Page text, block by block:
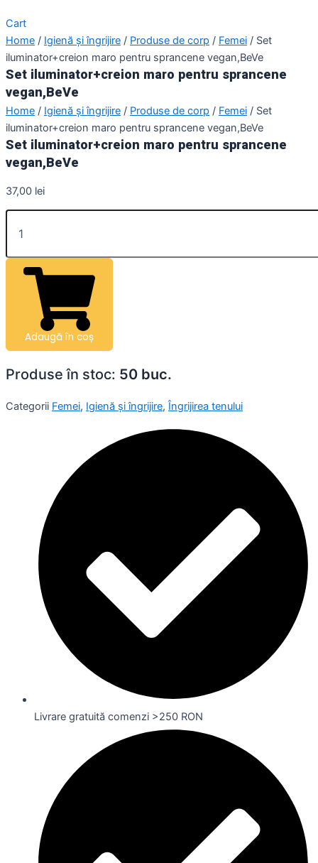
Cart
Home / Igienă și îngrijire / Produse de corp / Femei / Set
iluminator+creion maro pentru sprancene vegan,BeVe
Set iluminator+creion maro pentru sprancene
vegan,BeVe
Home / Igienă și îngrijire / Produse de corp / Femei / Set
iluminator+creion maro pentru sprancene vegan,BeVe
Set iluminator+creion maro pentru sprancene
vegan,BeVe
37,00 lei
Adaugă în coș
Produse în stoc: 50 buc.
Categorii Femei, Igienă și îngrijire, Îngrijirea tenului
Livrare gratuită comenzi >250 RON